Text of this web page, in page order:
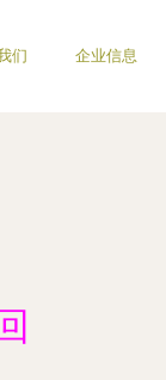
们 企业信息